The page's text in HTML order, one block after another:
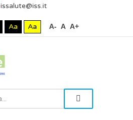
issalute@iss.it
Aa Aa A- A A+